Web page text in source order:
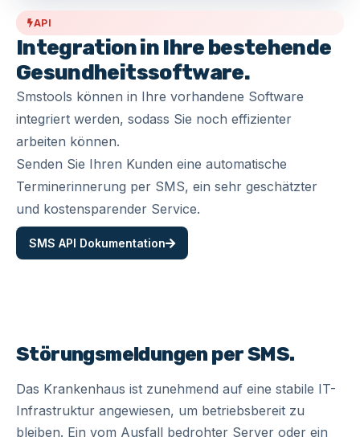
API
Integration in Ihre bestehende
Gesundheitssoftware.
Smstools können in Ihre vorhandene Software
integriert werden, sodass Sie noch effizienter
arbeiten können.
Senden Sie Ihren Kunden eine automatische
Terminerinnerung per SMS, ein sehr geschätzter
und kostensparender Service.
SMS API Dokumentation
Störungsmeldungen per SMS.
Das Krankenhaus ist zunehmend auf eine stabile IT-
Infrastruktur angewiesen, um betriebsbereit zu
bleiben. Ein vom Ausfall bedrohter Server oder ein